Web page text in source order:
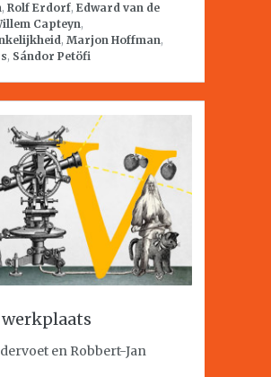
, Rolf Erdorf, Edward van de
Capteyn,
, Marjon Hoffman,
, Sándor Petöfi
en Robbert-Jan